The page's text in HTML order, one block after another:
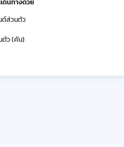
ดินทางด้วย
ต์ส่วนตัว
ว (คัน)